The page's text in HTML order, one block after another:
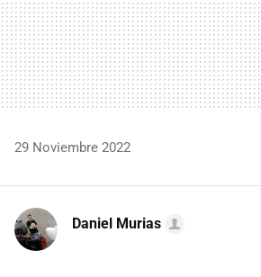
29 Noviembre 2022
Daniel Murias